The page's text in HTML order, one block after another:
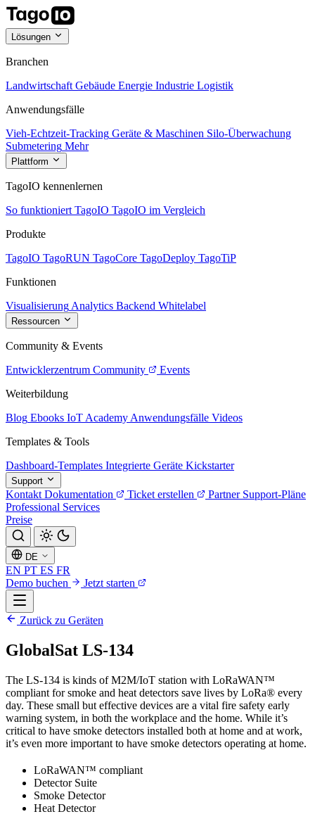
Lösungen
Branchen
Landwirtschaft Gebäude Energie Industrie Logistik
Anwendungsfälle
Vieh-Echtzeit-Tracking Geräte & Maschinen Silo-Überwachung
Submetering Mehr
Plattform
TagoIO kennenlernen
So funktioniert TagoIO TagoIO im Vergleich
Produkte
TagoIO TagoRUN TagoCore TagoDeploy TagoTiP
Funktionen
Visualisierung Analytics Backend Whitelabel
Ressourcen
Community & Events
Entwicklerzentrum Community
Events
Weiterbildung
Blog Ebooks IoT Academy Anwendungsfälle Videos
Templates & Tools
Dashboard-Templates Integrierte Geräte Kickstarter
Support
Kontakt Dokumentation Ticket erstellen Partner Support-Pläne
Professional Services
Preise
DE
EN PT ES FR
Demo buchen
Jetzt starten
Zurück zu Geräten
GlobalSat LS-134
The LS-134 is kinds of M2M/IoT station with LoRaWAN™
compliant for smoke and heat detectors save lives by LoRa® every
day. These small but effective devices are a vital fire safety early
warning system, in both the workplace and the home. While it’s
critical to have smoke detectors installed both at home and at work,
it’s even more important to have smoke detectors operating at home.
LoRaWAN™ compliant
Detector Suite
Smoke Detector
Heat Detector